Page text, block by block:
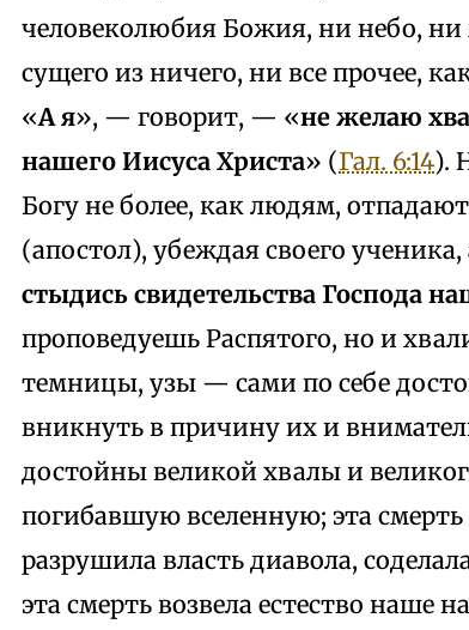
человеколюбия Божия, ни небо, ни
сущего из ничего, ни все прочее,
«А я», — говорит, — «не желаю
нашего Иисуса Христа» (Гал. 6:14).
Богу не более, как людям,
(апостол), убеждая своего ученика,
стыдись свидетельства Господа
проповедуешь Распятого, но и
темницы, узы — сами по себе
вникнуть в причину их и
достойны великой хвалы и
погибавшую вселенную; эта
разрушила власть диавола,
эта смерть возвела естество наше